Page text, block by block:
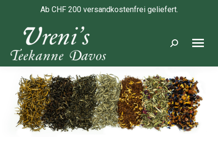
Ab CHF 200 versandkostenfrei geliefert.
Search: